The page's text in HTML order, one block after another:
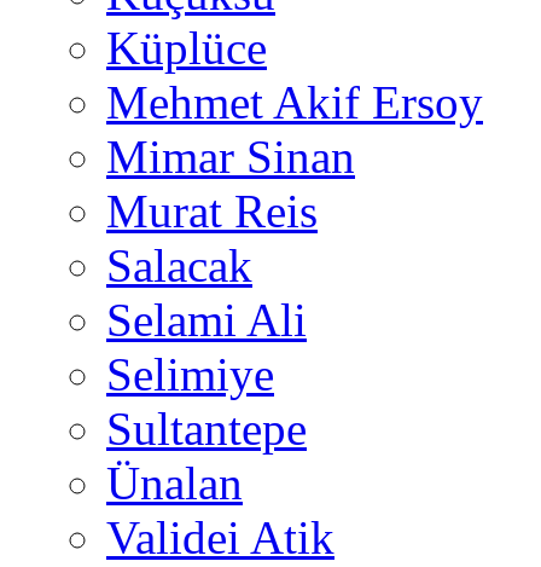
Küplüce
Mehmet Akif Ersoy
Mimar Sinan
Murat Reis
Salacak
Selami Ali
Selimiye
Sultantepe
Ünalan
Validei Atik